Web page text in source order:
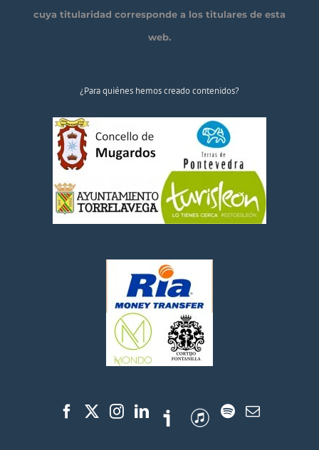
cuya titularidad corresponde a los titulares de esta
web.
¿Para quiénes hemos creado contenidos?